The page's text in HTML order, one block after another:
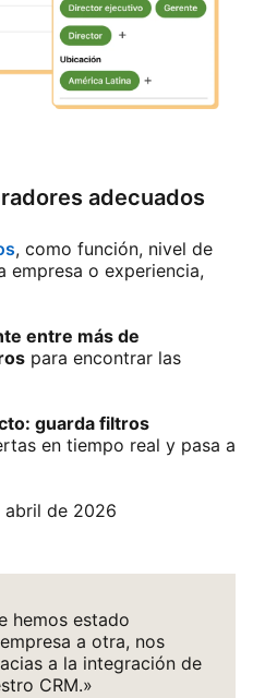
adecuados
, como función, nivel de
empresa o experiencia,
entre más de
para encontrar las
guarda filtros
en tiempo real y pasa a
abril de 2026
hemos estado
a otra, nos
a la integración de
CRM.»